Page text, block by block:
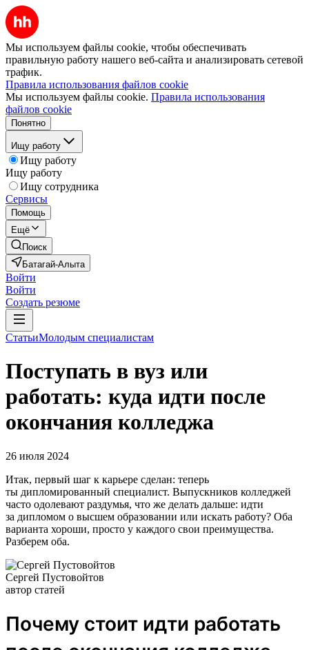
Мы используем файлы cookie, чтобы обеспечивать
правильную работу нашего веб-сайта и анализировать сетевой
трафик.
Правила использования файлов cookie
Мы используем файлы cookie. Правила использования
файлов cookie
Понятно
Ищу работу
Ищу работу
Ищу работу
Ищу сотрудника
Сервисы
Помощь
Ещё
Поиск
Батагай-Алыта
Войти
Войти
Создать резюме
СтатьиМолодым специалистам
Поступать в вуз или
работать: куда идти после
окончания колледжа
26 июля 2024
Итак, первый шаг к карьере сделан: теперь
ты дипломированный специалист. Выпускников колледжей
часто одолевают раздумья, что же делать дальше: идти
за дипломом о высшем образовании или искать работу? Оба
варианта хороши, просто у каждого свои преимущества.
Разберем оба.
Сергей Пустовойтов
автор статей
Почему стоит идти работать